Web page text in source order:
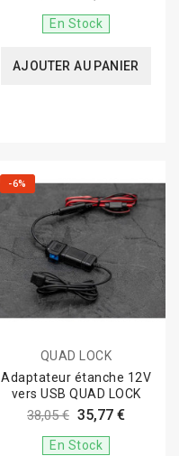
En Stock
AJOUTER AU PANIER
-6%
QUAD LOCK
Adaptateur étanche 12V
vers USB QUAD LOCK
38,05 € 35,77 €
En Stock